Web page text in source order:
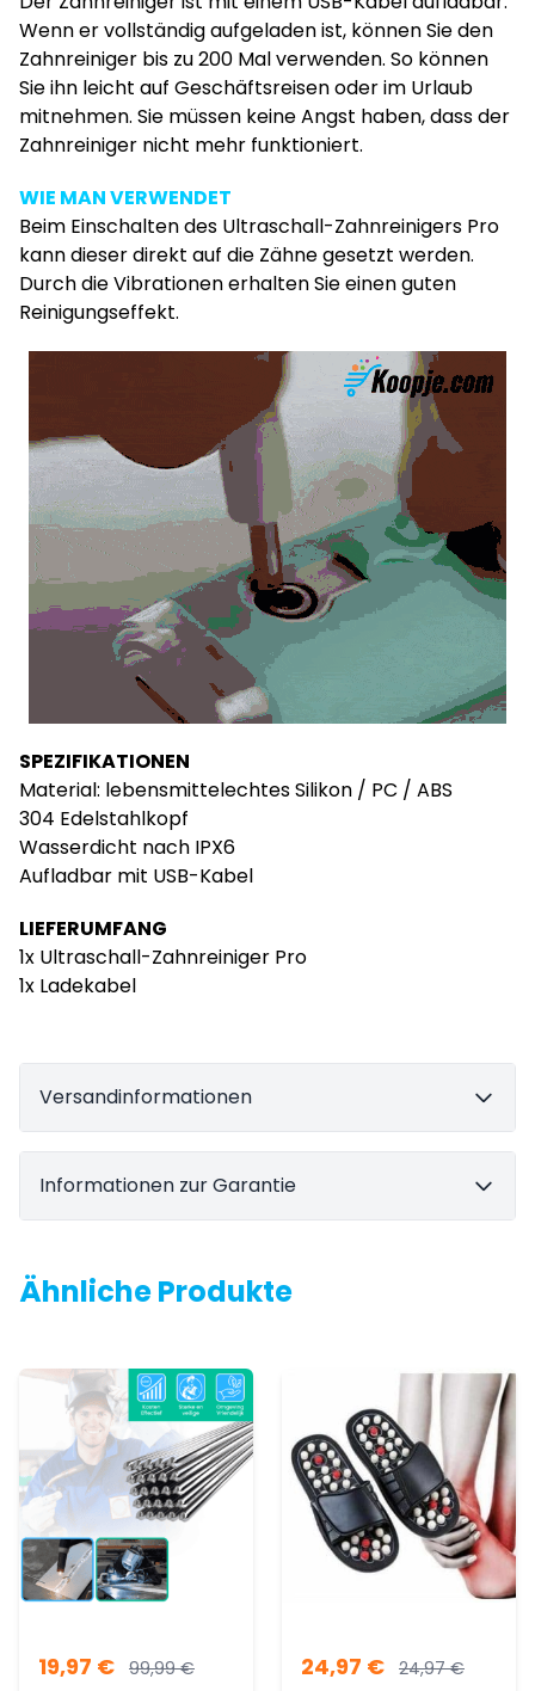
Wenn er vollständig aufgeladen ist, können Sie den
Zahnreiniger bis zu 200 Mal verwenden. So können
Sie ihn leicht auf Geschäftsreisen oder im Urlaub
mitnehmen. Sie müssen keine Angst haben, dass der
Zahnreiniger nicht mehr funktioniert.
WIE MAN VERWENDET
Beim Einschalten des Ultraschall-Zahnreinigers Pro
kann dieser direkt auf die Zähne gesetzt werden.
Durch die Vibrationen erhalten Sie einen guten
Reinigungseffekt.
SPEZIFIKATIONEN
Material: lebensmittelechtes Silikon / PC / ABS
304 Edelstahlkopf
Wasserdicht nach IPX6
Aufladbar mit USB-Kabel
LIEFERUMFANG
1x Ultraschall-Zahnreiniger Pro
1x Ladekabel
Versandinformationen
Informationen zur Garantie
Ähnliche Produkte
19,97 € 99,99€ 24,97 € 24,97€